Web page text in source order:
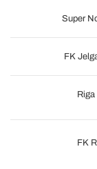
Super
FK
Riga
FK